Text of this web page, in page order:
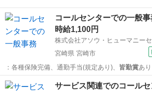
コールセンターでの一般事
時給1,100円
株式会社アソウ・ヒューマニー
宮崎県 宮崎市
：各種保険完備、通勤手当(規定あり)、 皆勤賞あり な
定派遣』とは・…
宮崎 一般事務
サービス関連でのコール